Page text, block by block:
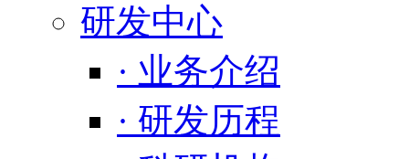
研发中心
· 业务介绍
· 研发历程